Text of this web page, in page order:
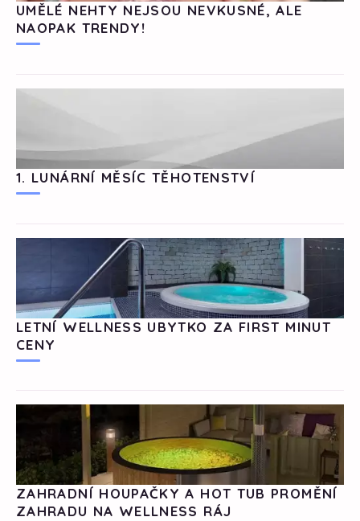
UMĚLÉ NEHTY NEJSOU NEVKUSNÉ, ALE
NAOPAK TRENDY!
1. LUNÁRNÍ MĚSÍC TĚHOTENSTVÍ
LETNÍ WELLNESS UBYTKO ZA FIRST MINUT
CENY
ZAHRADNÍ HOUPAČKY A HOT TUB PROMĚNÍ
ZAHRADU NA WELLNESS RÁJ